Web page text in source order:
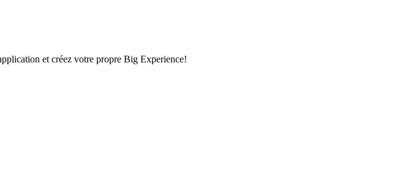
et créez votre propre Big Experience!